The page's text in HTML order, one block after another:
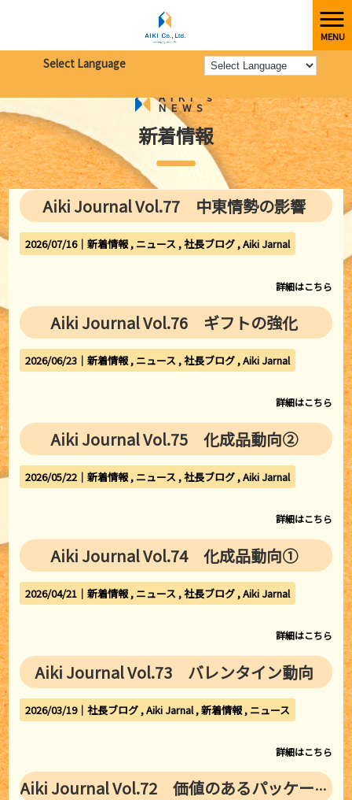
MENU
Select Language
株式会社愛起 > 新着情報
AIKI's
NEWS
新着情報
Aiki Journal Vol.77 中東情勢の影響
2026/07/16｜ 新着情報 ニュース 社長ブログ Aiki Jarnal
詳細はこちら
Aiki Journal Vol.76 ギフトの強化
2026/06/23｜ 新着情報 ニュース 社長ブログ Aiki Jarnal
詳細はこちら
Aiki Journal Vol.75 化成品動向②
2026/05/22｜ 新着情報 ニュース 社長ブログ Aiki Jarnal
詳細はこちら
Aiki Journal Vol.74 化成品動向①
2026/04/21｜ 新着情報 ニュース 社長ブログ Aiki Jarnal
詳細はこちら
Aiki Journal Vol.73 バレンタイン動向
2026/03/19｜ 社長ブログ Aiki Jarnal 新着情報 ニュース
詳細はこちら
Aiki Journal Vol.72 価値のあるパッケージ